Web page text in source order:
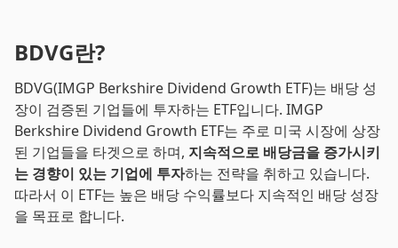
BDVG란?
BDVG(IMGP Berkshire Dividend Growth ETF)는 배당 성
장이 검증된 기업들에 투자하는 ETF입니다. IMGP
Berkshire Dividend Growth ETF는 주로 미국 시장에 상장
된 기업들을 타겟으로 하며, 지속적으로 배당금을 증가시키
는 경향이 있는 기업에 투자하는 전략을 취하고 있습니다.
따라서 이 ETF는 높은 배당 수익률보다 지속적인 배당 성장
을 목표로 합니다.